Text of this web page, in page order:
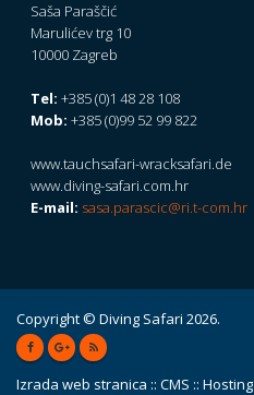
Saša Paraščić
Marulićev trg 10
10000 Zagreb
Tel: +385 (0)1 48 28 108
Mob: +385 (0)99 52 99 822
www.tauchsafari-wracksafari.de
www.diving-safari.com.hr
E-mail: sasa.parascic@ri.t-com.hr
Copyright © Diving Safari 2026.
Izrada web stranica :: CMS :: Hosting